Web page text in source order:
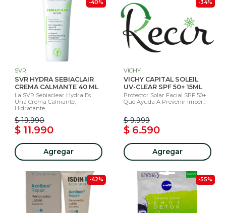
-40%
SVR
SVR HYDRA SEBIACLAIR
CREMA CALMANTE 40 ML
La SVR Sebiaclear Hydra Es
Una Crema Calmante,
Hidratante...
$ 19.990
$ 11.990
Agregar
-34%
VICHY
VICHY CAPITAL SOLEIL
UV-CLEAR SPF 50+ 15ML
Protector Solar Facial SPF 50+
Que Ayuda A Prevenir Imper...
$ 9.999
$ 6.590
Agregar
-42% -55%